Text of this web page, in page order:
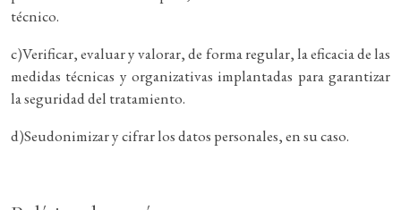
técnico.
c)Verificar, evaluar y valorar, de forma regular, la eficacia de las
medidas técnicas y organizativas implantadas para garantizar
la seguridad del tratamiento.
d)Seudonimizar y cifrar los datos personales, en su caso.